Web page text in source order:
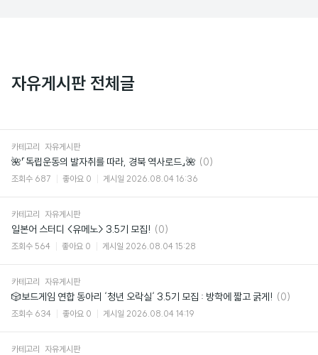
자유게시판 전체글
카테고리 자유게시판
🌺「독립운동의 발자취를 따라, 경북 역사로드」🌺 댓
(0)
조회수 687 좋아요 0 게시일 2026.08.04 16:36
카테고리 자유게시판
일본어 스터디 <유메노> 3.5기 모집! 댓
글
(0)
조회수 564 좋아요 0 게시일 2026.08.04 15:28
카테고리 자유게시판
🎲보드게임 연합 동아리 ‘청년 오락실‘ 3.5기 모집 : 방학에 짧고 굵게! 댓
(0)
조회수 634 좋아요 0 게시일 2026.08.04 14:19
카테고리 자유게시판